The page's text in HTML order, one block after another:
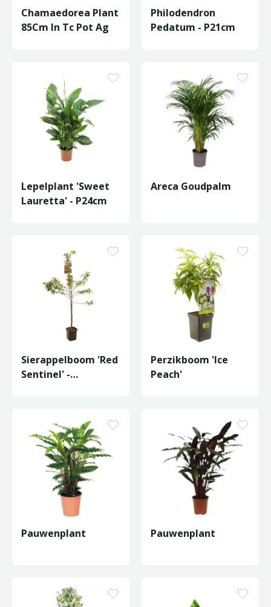
Chamaedorea Plant
85Cm In Tc Pot Ag
Philodendron
Pedatum - P21cm
Lepelplant 'Sweet
Lauretta' - P24cm
Areca Goudpalm
Sierappelboom 'Red
Sentinel' -
Perzikboom 'Ice
Peach'
Pauwenplant Pauwenplant